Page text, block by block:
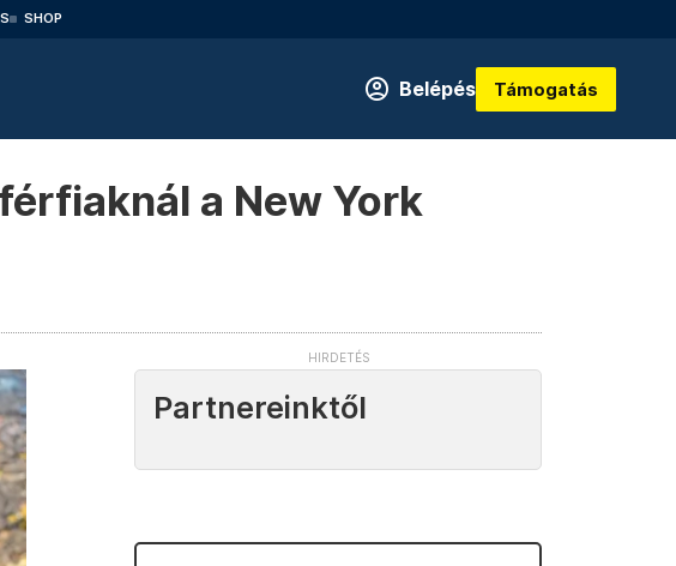
SHOP
Belépés Támogatás
a New York
Partnereinktől